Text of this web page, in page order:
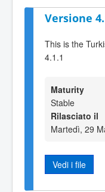
Versione
This is the
4.1.1
Maturity
Stable
Rilasciato il
Martedì, 29
Vedi i file